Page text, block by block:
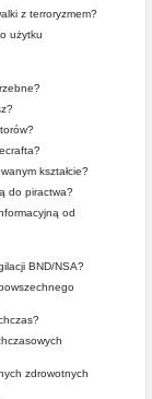
z terroryzmem?
użytku
kształcie?
do piractwa?
od
BND/NSA?
zdrowotnych